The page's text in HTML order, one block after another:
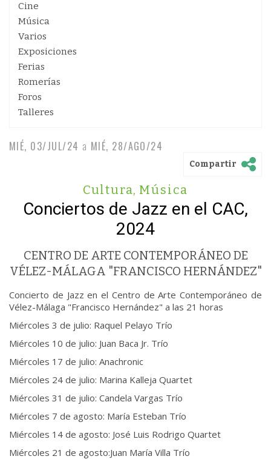
Cine
Música
Varios
Exposiciones
Ferias
Romerías
Foros
Talleres
MIÉ, 03/JUL/24 a MIÉ, 28/AGO/24
Compartir
Cultura, Música
Conciertos de Jazz en el CAC,
2024
CENTRO DE ARTE CONTEMPORÁNEO DE
VÉLEZ-MÁLAGA "FRANCISCO HERNÁNDEZ"
Concierto de Jazz en el Centro de Arte Contemporáneo de
Vélez-Málaga "Francisco Hernández" a las 21 horas
Miércoles 3 de julio: Raquel Pelayo Trío
Miércoles 10 de julio: Juan Baca Jr. Trío
Miércoles 17 de julio: Anachronic
Miércoles 24 de julio: Marina Kalleja Quartet
Miércoles 31 de julio: Candela Vargas Trío
Miércoles 7 de agosto: María Esteban Trío
Miércoles 14 de agosto: José Luis Rodrigo Quartet
Miércoles 21 de agosto:Juan María Villa Trío